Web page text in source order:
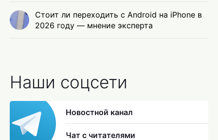
Стоит ли переходить с Android на iPhone в
2026 году — мнение эксперта
Наши соцсети
Новостной канал
Чат с читателями